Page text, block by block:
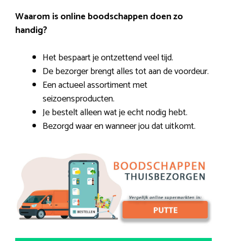
Waarom is online boodschappen doen zo
handig?
Het bespaart je ontzettend veel tijd.
De bezorger brengt alles tot aan de voordeur.
Een actueel assortiment met
seizoensproducten.
Je bestelt alleen wat je echt nodig hebt.
Bezorgd waar en wanneer jou dat uitkomt.